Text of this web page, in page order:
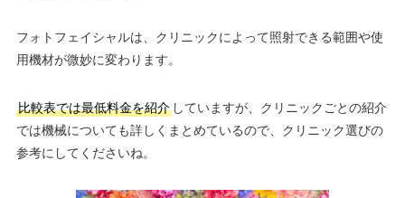
フォトフェイシャルは、クリニックによって照射できる範囲や使
用機材が微妙に変わります。
比較表では最低料金を紹介していますが、クリニックごとの紹介
では機械についても詳しくまとめているので、クリニック選びの
参考にしてくださいね。